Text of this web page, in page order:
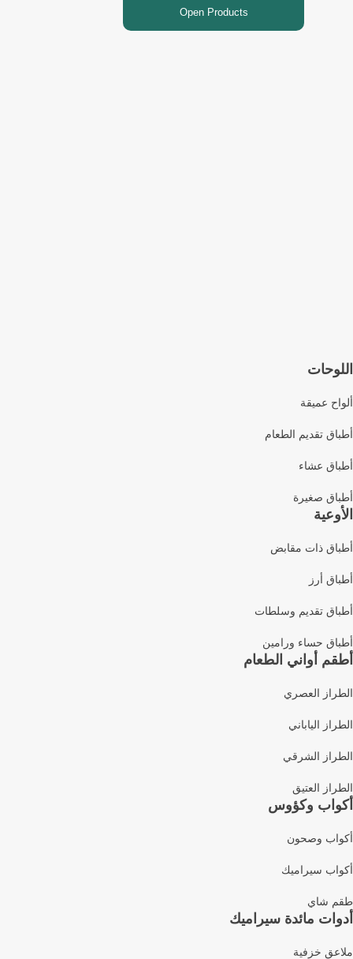
Open Products
اللوحات
ألواح عميقة
أطباق تقديم الطعام
أطباق عشاء
أطباق صغيرة
الأوعية
أطباق ذات مقابض
أطباق أرز
أطباق تقديم وسلطات
أطباق حساء ورامين
أطقم أواني الطعام
الطراز العصري
الطراز الياباني
الطراز الشرقي
الطراز العتيق
أكواب وكؤوس
أكواب وصحون
أكواب سيراميك
طقم شاي
أدوات مائدة سيراميك
ملاعق خزفية